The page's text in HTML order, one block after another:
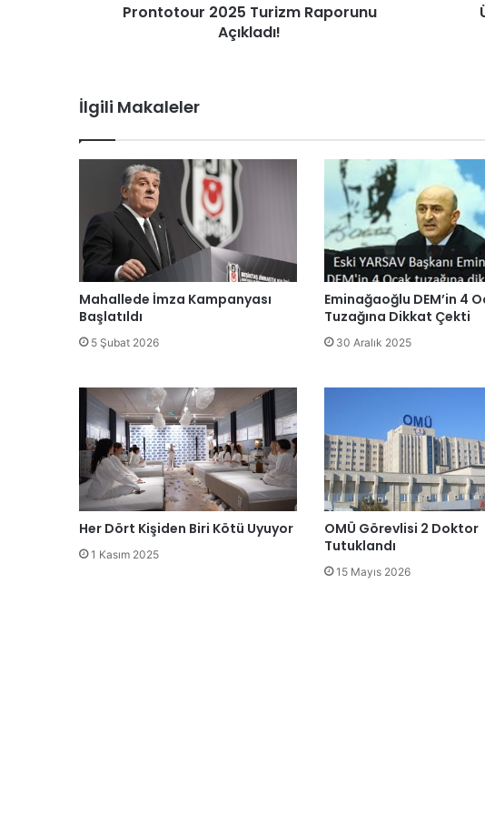
Prontotour 2025 Turizm Raporunu
Açıkladı!
İlgili Makaleler
Mahallede İmza Kampanyası
Başlatıldı
5 Şubat 2026
Eminağaoğlu DEM’in 4
Tuzağına Dikkat Çekti
30 Aralık 2025
Her Dört Kişiden Biri Kötü Uyuyor
1 Kasım 2025
OMÜ Görevlisi 2 Doktor
Tutuklandı
15 Mayıs 2026